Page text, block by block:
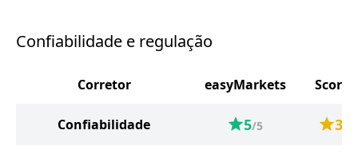
Confiabilidade e regulação
Corretor easyMarkets
Confiabilidade 5/5 3.2